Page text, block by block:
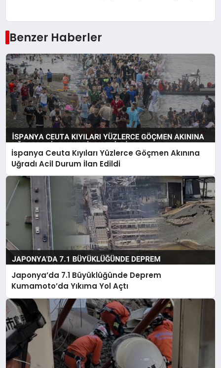
Benzer Haberler
İspanya Ceuta Kıyıları Yüzlerce Göçmen Akınına
Uğradı Acil Durum İlan Edildi
Japonya’da 7.1 Büyüklüğünde Deprem
Kumamoto’da Yıkıma Yol Açtı